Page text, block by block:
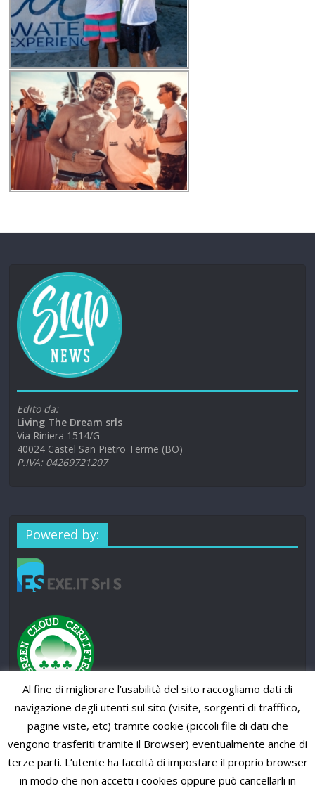
Edito da:
Living The Dream srls
Via Riniera 1514/G
40024 Castel San Pietro Terme (BO)
P.IVA: 04269721207
Powered by:
Al fine di migliorare l’usabilità del sito raccogliamo dati di
navigazione degli utenti sul sito (visite, sorgenti di trafffico,
pagine viste, etc) tramite cookie (piccoli file di dati che
vengono trasferiti tramite il Browser) eventualmente anche di
terze parti. L’utente ha facoltà di impostare il proprio browser
in modo che non accetti i cookies oppure può cancellarli in